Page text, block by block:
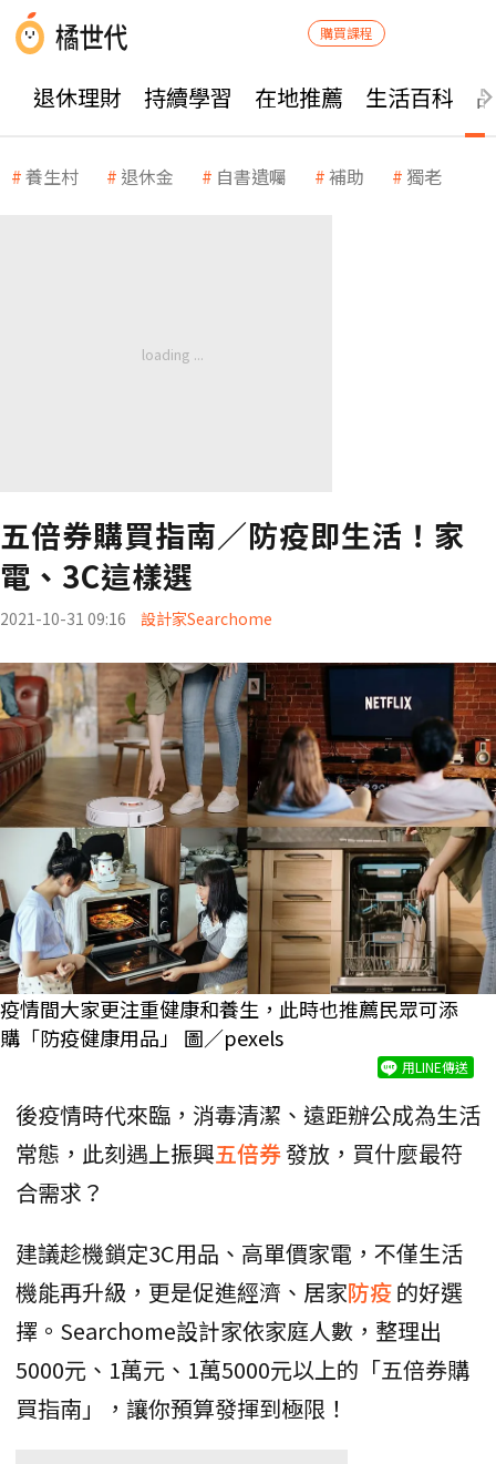
購買課程
退休理財 持續學習 在地推薦 生活百科
養生村 退休金 自書遺囑 補助 獨老
五倍券購買指南／防疫即生活！家
電、3C這樣選
2021-10-31 09:16 設計家Searchome
疫情間大家更注重健康和養生，此時也推薦民眾可添
購「防疫健康用品」 圖／pexels
用LINE傳送
後疫情時代來臨，消毒清潔、遠距辦公成為生活
常態，此刻遇上振興五倍券發放，買什麼最符
合需求？
建議趁機鎖定3C用品、高單價家電，不僅生活
機能再升級，更是促進經濟、居家防疫的好選
擇。Searchome設計家依家庭人數，整理出
5000元、1萬元、1萬5000元以上的「五倍券購
買指南」，讓你預算發揮到極限！